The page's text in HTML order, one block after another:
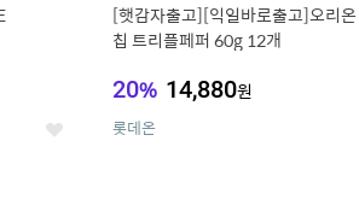
좋
[햇감자출고][익일바로출고]오리
칩 트리플페퍼 60g 12개
20% 14,880원
롯데온